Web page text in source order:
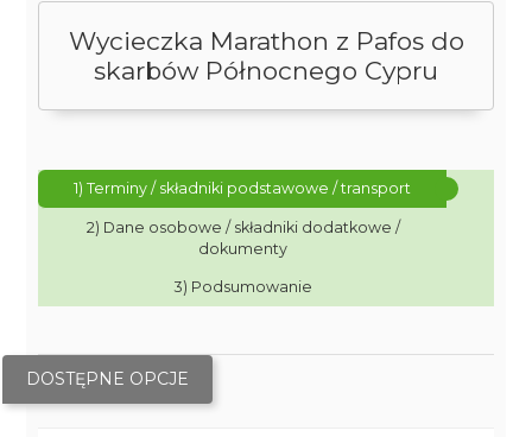
Wycieczka Marathon z Pafos do
skarbów Północnego Cypru
1) Terminy / składniki podstawowe / transport
2) Dane osobowe / składniki dodatkowe /
dokumenty
3) Podsumowanie
DOSTĘPNE OPCJE